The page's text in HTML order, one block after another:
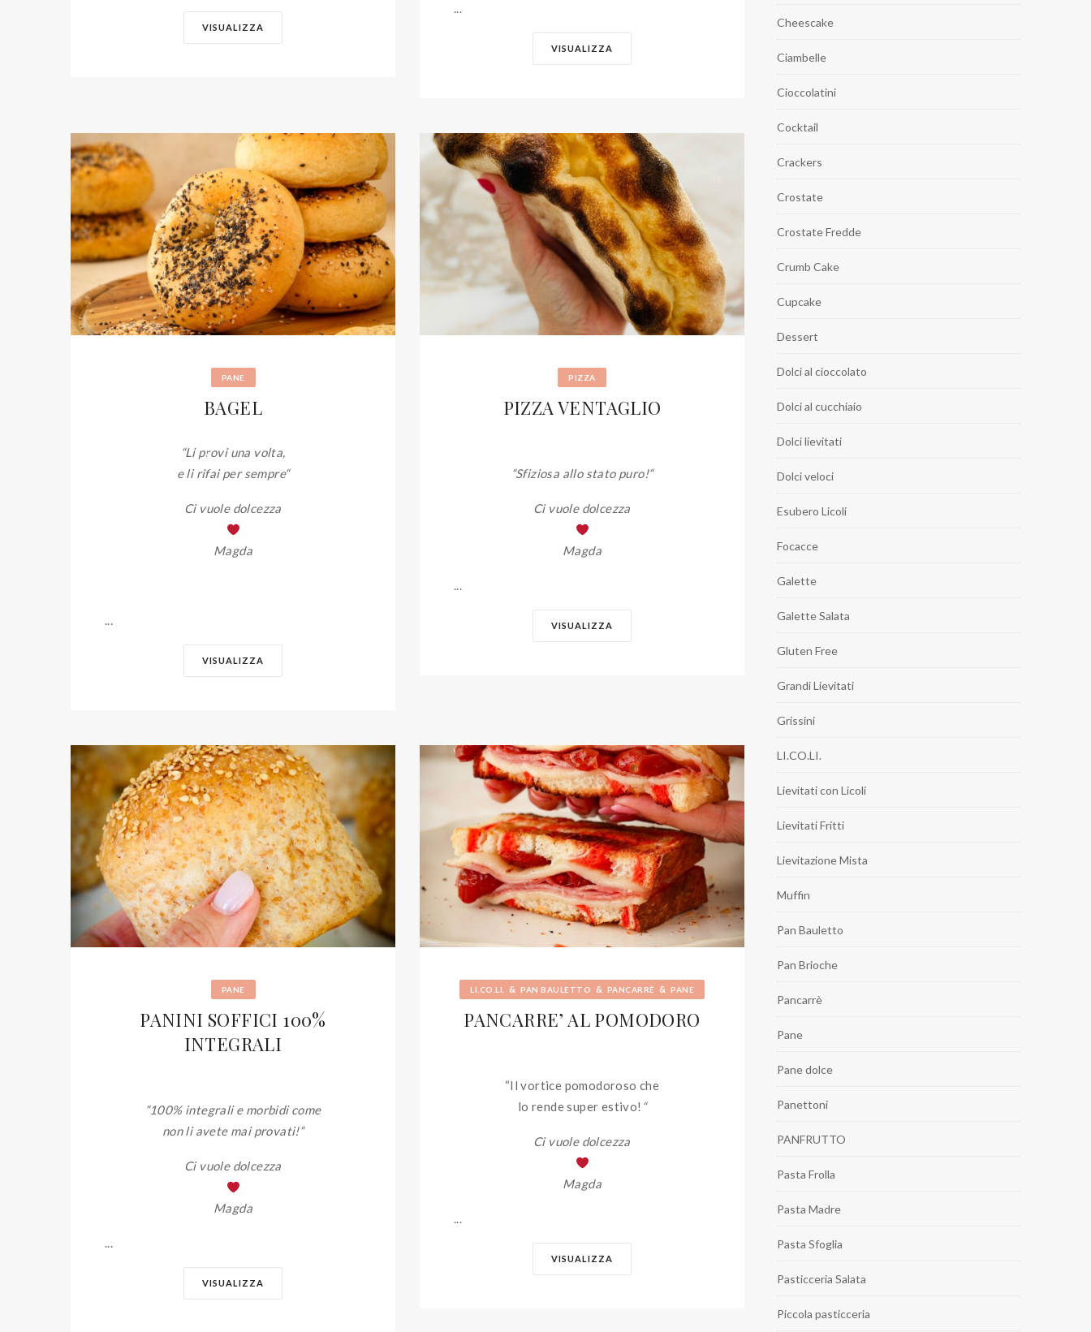
VISUALIZZA
...
VISUALIZZA
PANE
BAGEL
“Li provi una volta,
e li rifai per sempre“
Ci vuole dolcezza
Magda
...
VISUALIZZA
PIZZA
PIZZA VENTAGLIO
“Sfiziosa allo stato puro!“
Ci vuole dolcezza
Magda
...
VISUALIZZA
PANE
PANINI SOFFICI 100%
INTEGRALI
“100% integrali e morbidi come
non li avete mai provati!“
Ci vuole dolcezza
Magda
...
VISUALIZZA
LI.CO.LI. & PAN BAULETTO & PANCARRÈ & PANE
PANCARRE’ AL POMODORO
“Il vortice pomodoroso che
lo rende super estivo! “
Ci vuole dolcezza
Magda
...
VISUALIZZA
Cheescake
Ciambelle
Cioccolatini
Cocktail
Crackers
Crostate
Crostate Fredde
Crumb Cake
Cupcake
Dessert
Dolci al cioccolato
Dolci al cucchiaio
Dolci lievitati
Dolci veloci
Esubero Licoli
Focacce
Galette
Galette Salata
Gluten Free
Grandi Lievitati
Grissini
LI.CO.LI.
Lievitati con Licoli
Lievitati Fritti
Lievitazione Mista
Muffin
Pan Bauletto
Pan Brioche
Pancarrè
Pane
Pane dolce
Panettoni
PANFRUTTO
Pasta Frolla
Pasta Madre
Pasta Sfoglia
Pasticceria Salata
Piccola pasticceria